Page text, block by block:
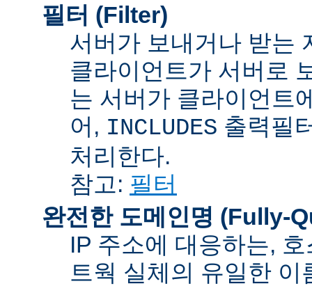
필터 (Filter)
서버가 보내거나 받는
클라이언트가 서버로
는 서버가 클라이언트
어, INCLUDES 출력필
처리한다.
참고: 필터
완전한 도메인명 (Fully-
IP 주소에 대응하는,
트웍 실체의 유일한